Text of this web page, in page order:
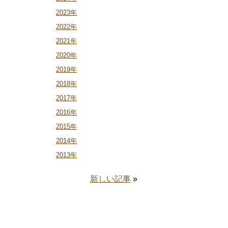
2023年
2022年
2021年
2020年
2019年
2018年
2017年
2016年
2015年
2014年
2013年
新しい記事 »